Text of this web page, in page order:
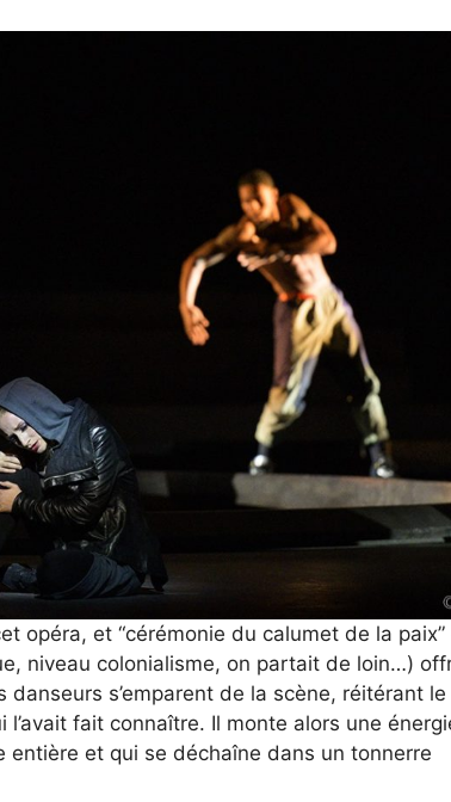
opéra, et “cérémonie du calumet de la paix”
niveau colonialisme, on partait de loin…)
s’emparent de la scène, réitérant le
l’avait fait connaître. Il monte alors une
entière et qui se déchaîne dans un tonnerre